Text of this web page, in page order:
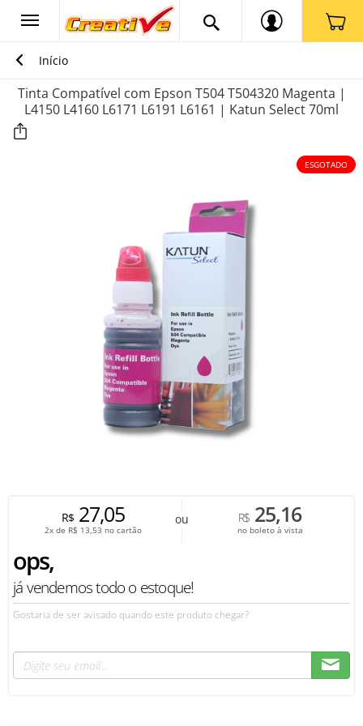
Início
Tinta Compatível com Epson T504 T504320 Magenta |
L4150 L4160 L6171 L6191 L6161 | Katun Select 70ml
ESGOTADO
R$27,05
2x de R$ 13,53 no cartão
ou R$25,16
no boleto à vista
ops,
já vendemos todo o estoque!
Gostaria de ser avisado quando este produto chegar?